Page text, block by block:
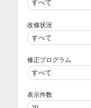
改修状況
修正プログラム
表示件数